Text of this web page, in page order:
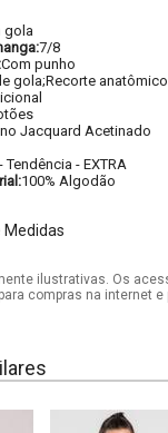
gola
7/8
Com punho
gola;Recorte
Jacquard Acetinado
Tendência - EXTRA
100% Algodão
Medidas
ilustrativas. Os
compras na internet